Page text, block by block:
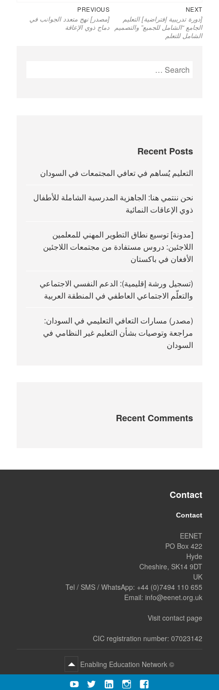
Post
navigation
PREVIOUS
Previous
post:
[مصدر] نهج متعدد الجوانب في
دماج ذوي الإعاقة
NEXT
post:
[دورة تدريبية إفتراضية] التعليم
الجامع “الشامل للجميع” والتصميم
الشامل للتعلم
Search
Recent Posts
التعليم يُساهم في تعافي المجتمعات في السودان
نحن ننتمي هنا: الجاهزية المدرسية الشاملة للأطفال
ذوي الإعاقات النمائية
[مدونة] توسيع نطاق التطوير المهني للمعلمين
اللاجئين: دروس مستفادة من مجتمعات اللاجئين
الأفغان في باكستان
(تسجيل ورشة إقليمية): الدعم النفسي الاجتماعي
والتعلّم الاجتماعي العاطفي في المنطقة العربية
(مصدر) مسارات التعافي التعليمي في السودان:
مراجعة وتوصيات بشأن التعليم غير النظامي في
السودان
Recent Comments
Contact
Contact
EENET
PO Box 422
Hyde
Cheshire, SK14 9DT
UK
Tel / SMS / WhatsApp: +44 (0)7494 110 655
Email: info@eenet.org.uk
Visit contact page
CIC registration number: 07023142
©
Enabling Education Network
Facebook
Instagram
LInkedIn
Twitter
YouTube